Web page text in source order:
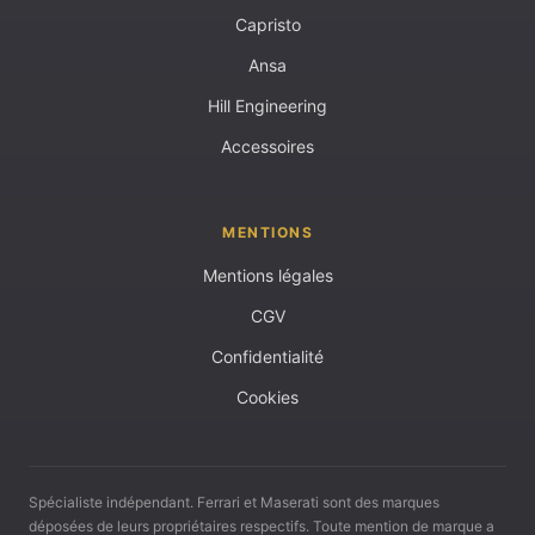
Capristo
Ansa
Hill Engineering
Accessoires
MENTIONS
Mentions légales
CGV
Confidentialité
Cookies
Spécialiste indépendant. Ferrari et Maserati sont des marques
déposées de leurs propriétaires respectifs. Toute mention de marque a